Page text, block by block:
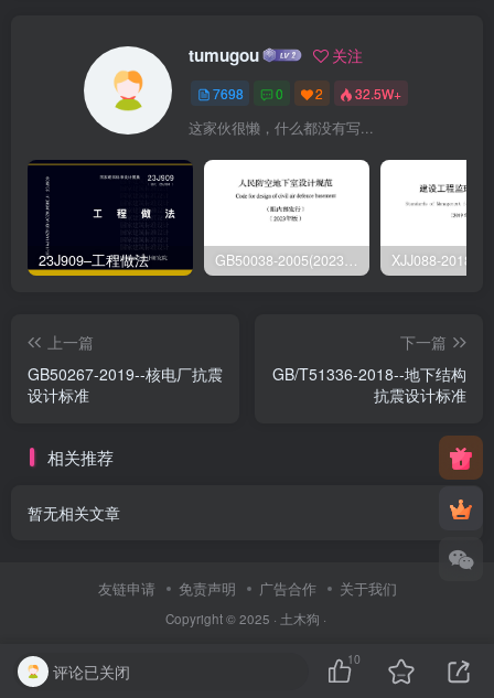
tumugou 关注
7698 0 2 32.5W+
这家伙很懒，什么都没有写...
23J909–工程做法 GB50038-2005(2023版)–人民防空地下室设计规范
上一篇
GB50267-2019--核电厂抗震
设计标准
下一篇
GB/T51336-2018--地下结构
抗震设计标准
相关推荐
暂无相关文章
友链申请 免责声明 广告合作 关于我们
Copyright © 2025 · 土木狗 ·
评论已关闭
10